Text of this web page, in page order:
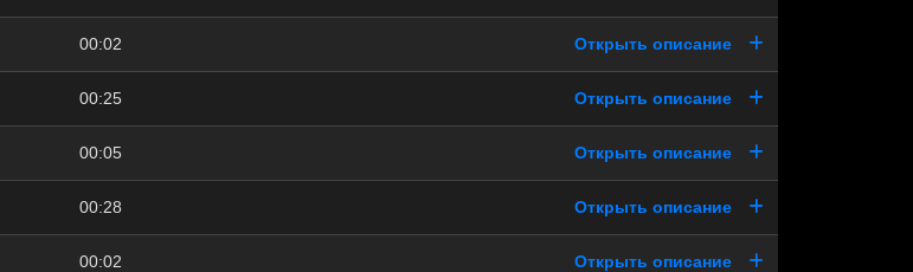
00:02 Открыть описание
00:25 Открыть описание
00:05 Открыть описание
00:28 Открыть описание
00:02 Открыть описание